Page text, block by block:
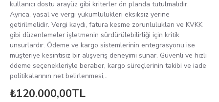
kullanıcı dostu arayüz gibi kriterler ön planda tutulmalıdır.
Ayrıca, yasal ve vergi yükümlülükleri eksiksiz yerine
getirilmelidir. Vergi kaydı, fatura kesme zorunlulukları ve KVKK
gibi düzenlemeler işletmenin sürdürülebilirliği için kritik
unsurlardır. Ödeme ve kargo sistemlerinin entegrasyonu ise
müşteriye kesintisiz bir alışveriş deneyimi sunar. Güvenli ve hızlı
ödeme seçenekleriyle beraber, kargo süreçlerinin takibi ve iade
politikalarının net belirlenmesi,..
₺120.000,00TL